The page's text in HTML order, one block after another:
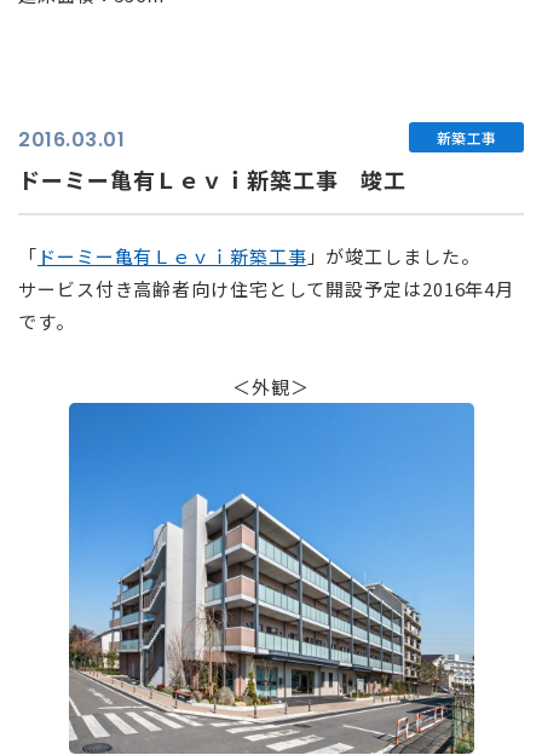
2016.03.01 新築工事
ドーミー亀有Ｌｅｖｉ新築工事 竣工
「 ドーミー亀有Ｌｅｖｉ新築工事 」が竣工しました。
サービス付き高齢者向け住宅として開設予定は2016年4月
です。
＜外観＞